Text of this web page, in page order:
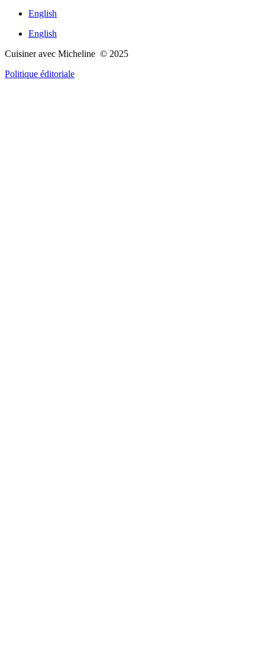
English
English
Cuisiner avec Micheline © 2025
Politique éditoriale